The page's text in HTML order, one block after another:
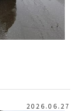
2026.06.27